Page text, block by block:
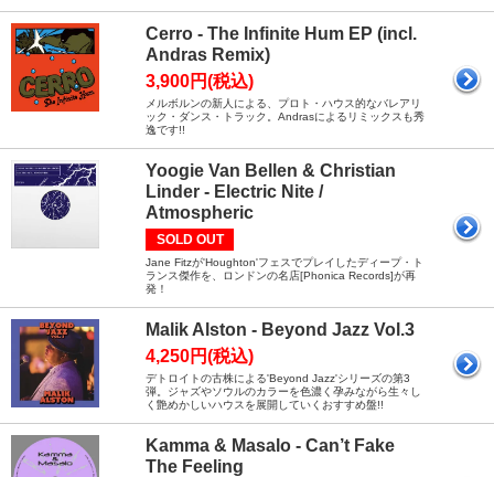
Cerro - The Infinite Hum EP (incl.
Andras Remix)
3,900円(税込)
メルボルンの新人による、プロト・ハウス的なバレアリ
ック・ダンス・トラック。Andrasによるリミックスも秀
逸です!!
Yoogie Van Bellen & Christian
Linder - Electric Nite /
Atmospheric
SOLD OUT
Jane Fitzが'Houghton'フェスでプレイしたディープ・ト
ランス傑作を、ロンドンの名店[Phonica Records]が再
発！
Malik Alston - Beyond Jazz Vol.3
4,250円(税込)
デトロイトの古株による'Beyond Jazz'シリーズの第3
弾。ジャズやソウルのカラーを色濃く孕みながら生々し
く艶めかしいハウスを展開していくおすすめ盤!!
Kamma & Masalo - Can’t Fake
The Feeling